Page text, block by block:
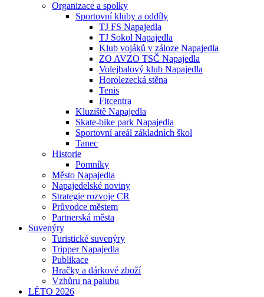
Organizace a spolky
Sportovní kluby a oddíly
TJ FS Napajedla
TJ Sokol Napajedla
Klub vojáků v záloze Napajedla
ZO AVZO TSČ Napajedla
Volejbalový klub Napajedla
Horolezecká stěna
Tenis
Fitcentra
Kluziště Napajedla
Skate-bike park Napajedla
Sportovní areál základních škol
Tanec
Historie
Pomníky
Město Napajedla
Napajedelské noviny
Strategie rozvoje CR
Průvodce městem
Partnerská města
Suvenýry
Turistické suvenýry
Tripper Napajedla
Publikace
Hračky a dárkové zboží
Vzhůru na palubu
LÉTO 2026